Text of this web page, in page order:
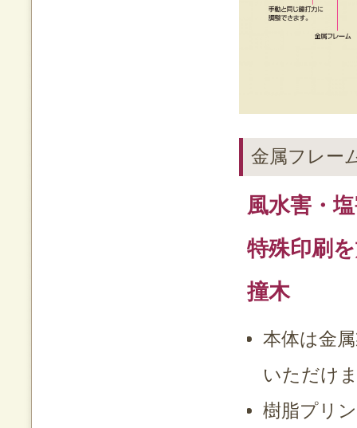
金属フレー
風水害・
特殊印刷
撞木
本体は金
いただけ
樹脂プリ